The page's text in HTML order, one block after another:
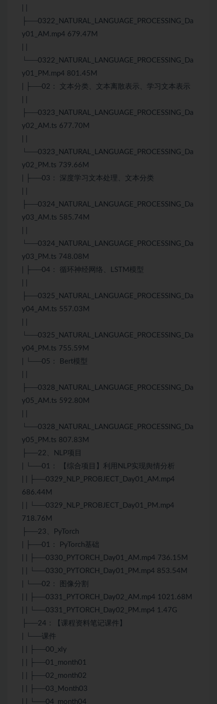
├──0322_NATURAL_LANGUAGE_PROCESSING_Da
y01_AM.mp4 679.47M
└──0322_NATURAL_LANGUAGE_PROCESSING_Da
y01_PM.mp4 801.45M
| ├──02： 文本分类、文本离散表示、学习文本表示
├──0323_NATURAL_LANGUAGE_PROCESSING_Da
y02_AM.ts 677.70M
└──0323_NATURAL_LANGUAGE_PROCESSING_Da
y02_PM.ts 739.66M
| ├──03： 深度学习文本处理、文本分类
├──0324_NATURAL_LANGUAGE_PROCESSING_Da
y03_AM.ts 585.74M
└──0324_NATURAL_LANGUAGE_PROCESSING_Da
y03_PM.ts 748.08M
| ├──04： 循环神经网络、LSTM模型
├──0325_NATURAL_LANGUAGE_PROCESSING_Da
y04_AM.ts 557.03M
└──0325_NATURAL_LANGUAGE_PROCESSING_Da
y04_PM.ts 755.59M
| └──05： Bert模型
├──0328_NATURAL_LANGUAGE_PROCESSING_Da
y05_AM.ts 592.80M
└──0328_NATURAL_LANGUAGE_PROCESSING_Da
y05_PM.ts 807.83M
├──22、NLP项目
| └──01： 【综合项目】利用NLP实现舆情分析
| | ├──0329_NLP_PROBJECT_Day01_AM.mp4
686.44M
| | └──0329_NLP_PROBJECT_Day01_PM.mp4
718.76M
├──23、
PyTorch
| ├──01：
PyTorch基础
| | ├──0330_PYTORCH_Day01_AM.mp4 736.15M
| | └──0330_PYTORCH_Day01_PM.mp4 853.54M
| └──02： 图像分割
| | ├──0331_PYTORCH_Day02_AM.mp4 1021.68M
| | └──0331_PYTORCH_Day02_PM.mp4 1.47G
├──24：【课程资料笔记课件】
| └──课件
| | ├──00_xly
| | ├──01_month01
| | ├──02_month02
| | ├──03_Month03
| | └──04_month04